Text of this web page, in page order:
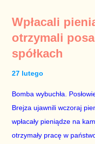
o seksaferze z udziałem
rządzącej i –
państwie, sprawy
całego państwa.
konieczne, ponieważ
wyjątkowo wątpliwej
informacje nie zostały w
oskarżany polityk milczy.
Wpłacali
otrzymali
spółkach
27 lutego
Bomba wybuchła.
Brejza ujawnili wczoraj
wpłacały pieniądze na
otrzymały pracę w